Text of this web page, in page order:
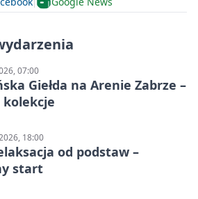
07:00
Giełda na Arenie Zabrze –
18:00
od podstaw –
start